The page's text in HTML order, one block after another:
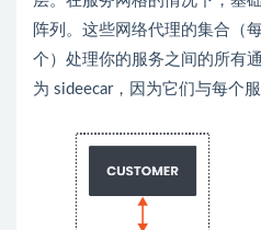
阵列。这些网络代理的集合（
个）处理你的服务之间的所有
为 sideecar，因为它们与每个服